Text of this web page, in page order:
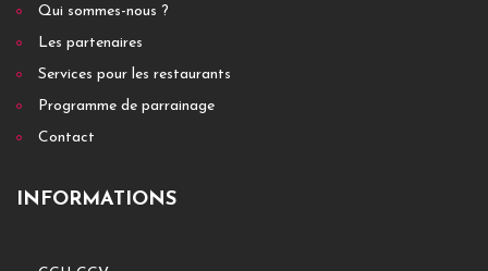
Qui sommes-nous ?
Les partenaires
Services pour les restaurants
Programme de parrainage
Contact
INFORMATIONS